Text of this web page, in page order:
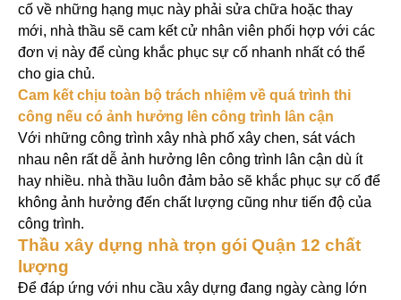
cố về những hạng mục này phải sửa chữa hoặc thay
mới, nhà thầu sẽ cam kết cử nhân viên phối hợp với các
đơn vị này để cùng khắc phục sự cố nhanh nhất có thể
cho gia chủ.
Cam kết chịu toàn bộ trách nhiệm về quá trình thi
công nếu có ảnh hưởng lên công trình lân cận
Với những công trình xây nhà phố xây chen, sát vách
nhau nên rất dễ ảnh hưởng lên công trình lân cận dù ít
hay nhiều. nhà thầu luôn đảm bảo sẽ khắc phục sự cố để
không ảnh hưởng đến chất lượng cũng như tiến độ của
công trình.
Thầu xây dựng nhà trọn gói Quận 12 chất
lượng
Để đáp ứng với nhu cầu xây dựng đang ngày càng lớn